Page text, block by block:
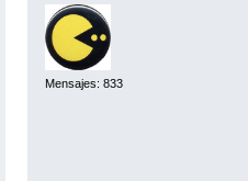
Mensajes: 833